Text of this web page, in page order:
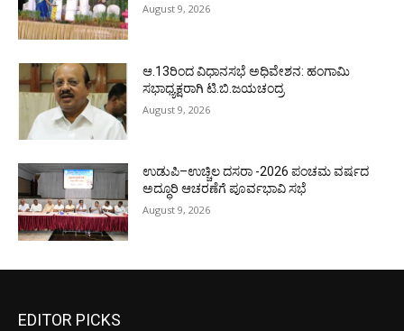
August 9, 2026
ಆ.13ರಿಂದ ವಿಧಾನಸಭೆ ಅಧಿವೇಶನ: ಹಂಗಾಮಿ
ಸಭಾಧ್ಯಕ್ಷರಾಗಿ ಟಿ.ಬಿ.ಜಯಚಂದ್ರ
August 9, 2026
ಉಡುಪಿ–ಉಚ್ಚಿಲ ದಸರಾ -2026 ಪಂಚಮ ವರ್ಷದ
ಅದ್ಧೂರಿ ಆಚರಣೆಗೆ ಪೂರ್ವಭಾವಿ ಸಭೆ
August 9, 2026
EDITOR PICKS